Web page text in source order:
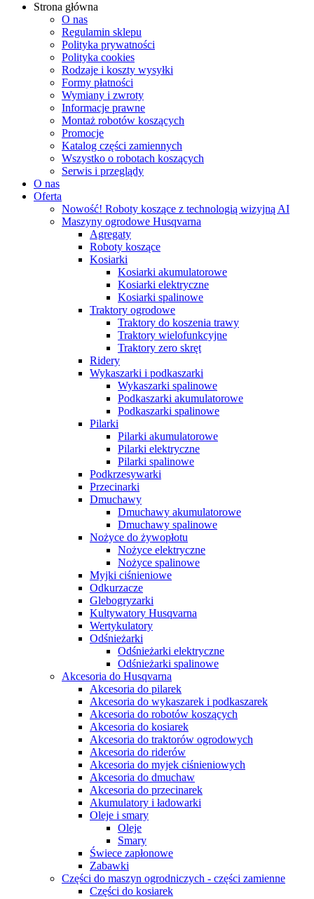
Strona główna
O nas
Regulamin sklepu
Polityka prywatności
Polityka cookies
Rodzaje i koszty wysyłki
Formy płatności
Wymiany i zwroty
Informacje prawne
Montaż robotów koszących
Promocje
Katalog części zamiennych
Wszystko o robotach koszących
Serwis i przeglądy
O nas
Oferta
Nowość! Roboty koszące z technologią wizyjną AI
Maszyny ogrodowe Husqvarna
Agregaty
Roboty koszące
Kosiarki
Kosiarki akumulatorowe
Kosiarki elektryczne
Kosiarki spalinowe
Traktory ogrodowe
Traktory do koszenia trawy
Traktory wielofunkcyjne
Traktory zero skręt
Ridery
Wykaszarki i podkaszarki
Wykaszarki spalinowe
Podkaszarki akumulatorowe
Podkaszarki spalinowe
Pilarki
Pilarki akumulatorowe
Pilarki elektryczne
Pilarki spalinowe
Podkrzesywarki
Przecinarki
Dmuchawy
Dmuchawy akumulatorowe
Dmuchawy spalinowe
Nożyce do żywopłotu
Nożyce elektryczne
Nożyce spalinowe
Myjki ciśnieniowe
Odkurzacze
Glebogryzarki
Kultywatory Husqvarna
Wertykulatory
Odśnieżarki
Odśnieżarki elektryczne
Odśnieżarki spalinowe
Akcesoria do Husqvarna
Akcesoria do pilarek
Akcesoria do wykaszarek i podkaszarek
Akcesoria do robotów koszących
Akcesoria do kosiarek
Akcesoria do traktorów ogrodowych
Akcesoria do riderów
Akcesoria do myjek ciśnieniowych
Akcesoria do dmuchaw
Akcesoria do przecinarek
Akumulatory i ładowarki
Oleje i smary
Oleje
Smary
Świece zapłonowe
Zabawki
Części do maszyn ogrodniczych - części zamienne
Części do kosiarek